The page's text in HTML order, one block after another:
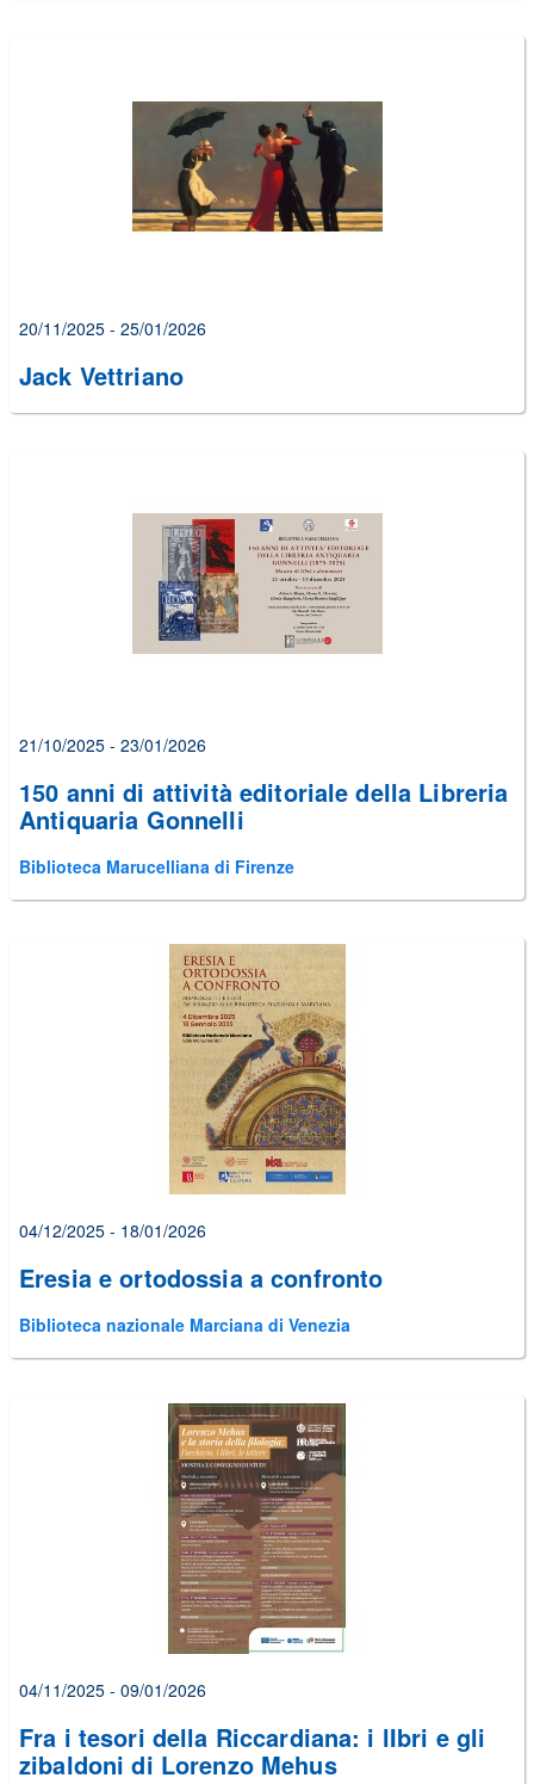
20/11/2025 - 25/01/2026
Jack Vettriano
21/10/2025 - 23/01/2026
150 anni di attività editoriale della Libreria
Antiquaria Gonnelli
Biblioteca Marucelliana di Firenze
04/12/2025 - 18/01/2026
Eresia e ortodossia a confronto
Biblioteca nazionale Marciana di Venezia
04/11/2025 - 09/01/2026
Fra i tesori della Riccardiana: i lIbri e gli
zibaldoni di Lorenzo Mehus